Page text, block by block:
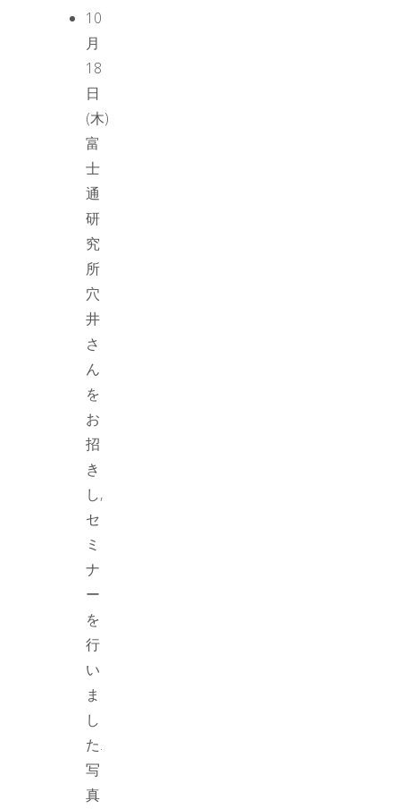
10
月
18
日
(木)
富
士
通
研
究
所
穴
井
さ
ん
を
お
招
き
し,
セ
ミ
ナ
ー
を
行
い
ま
し
た.
写
真